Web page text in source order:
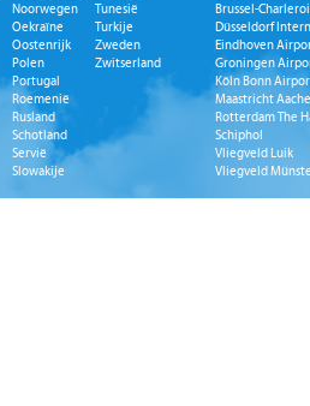
Noorwegen
Oekraïne
Oostenrijk
Polen
Portugal
Roemenië
Rusland
Schotland
Servië
Slowakije
Tunesië
Turkije
Zweden
Zwitserland
Brussel-
Düsseldorf
Eindhoven
Groningen
Köln Bonn
Maastricht
Rotterdam The
Schiphol
Vliegveld Luik
Vliegveld